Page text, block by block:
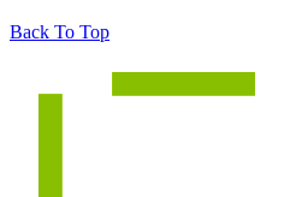
Back To Top